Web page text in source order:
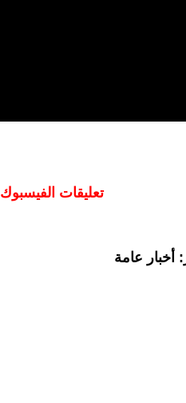
تعليقات الفيسبوك
أخبار عامة